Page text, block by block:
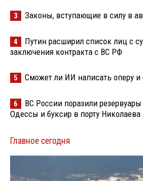
3 Законы, вступающие в силу в
4
Путин расширил список лиц с
заключения контракта с ВС РФ
5 Сможет ли ИИ написать оперу и
6
ВС России поразили
Одессы и буксир в порту Николаева
Главное сегодня